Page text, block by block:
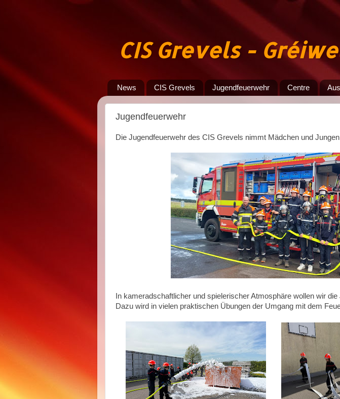
CIS Grevels -
News CIS Grevels Jugendfeuerwehr Centre
Jugendfeuerwehr
Die Jugendfeuerwehr des CIS Grevels nimmt Mädchen und
In kameradschaftlicher und spielerischer Atmosphäre wollen wir
Dazu wird in vielen praktischen Übungen der Umgang mit dem